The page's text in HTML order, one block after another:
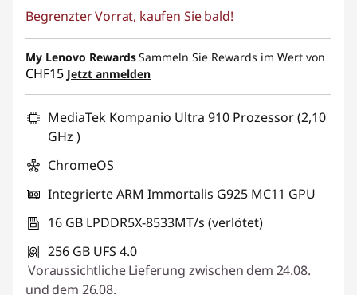
eCoupon-Rabatt :-CHF 239.70
eCoupon :SALES
Begrenzter Vorrat, kaufen Sie bald!
My Lenovo RewardsSammeln Sie Rewards im Wert von
CHF15 Jetzt anmelden
MediaTek Kompanio Ultra 910 Prozessor (2,10
GHz )
ChromeOS
Integrierte ARM Immortalis G925 MC11 GPU
16 GB LPDDR5X-8533MT/s (verlötet)
256 GB UFS 4.0
Voraussichtliche Lieferung zwischen dem 24.08.
und dem 26.08.